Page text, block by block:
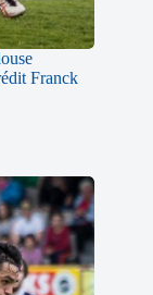
Franck